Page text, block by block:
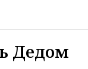
Дедом